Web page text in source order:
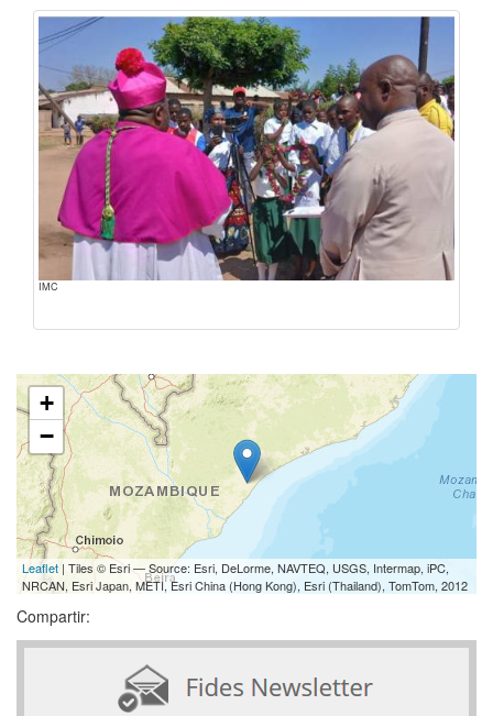
IMC
+
−
Leaflet | Tiles © Esri — Source: Esri, DeLorme, NAVTEQ, USGS, Intermap, iPC,
NRCAN, Esri Japan, METI, Esri China (Hong Kong), Esri (Thailand), TomTom, 2012
Compartir: